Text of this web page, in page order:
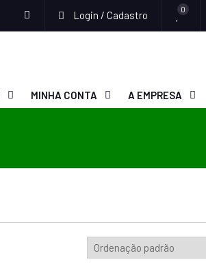
Login / Cadastro 0
MINHA CONTA A EMPRESA